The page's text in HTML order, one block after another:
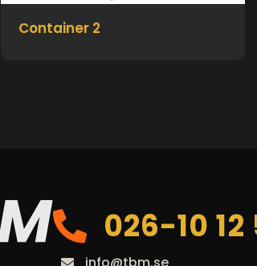
Container 2
026-10 12
info@tbm.se